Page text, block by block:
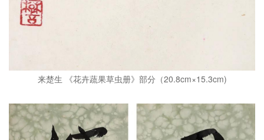
来楚生 《花卉蔬果草虫册》部分（20.8cm×15.3cm)